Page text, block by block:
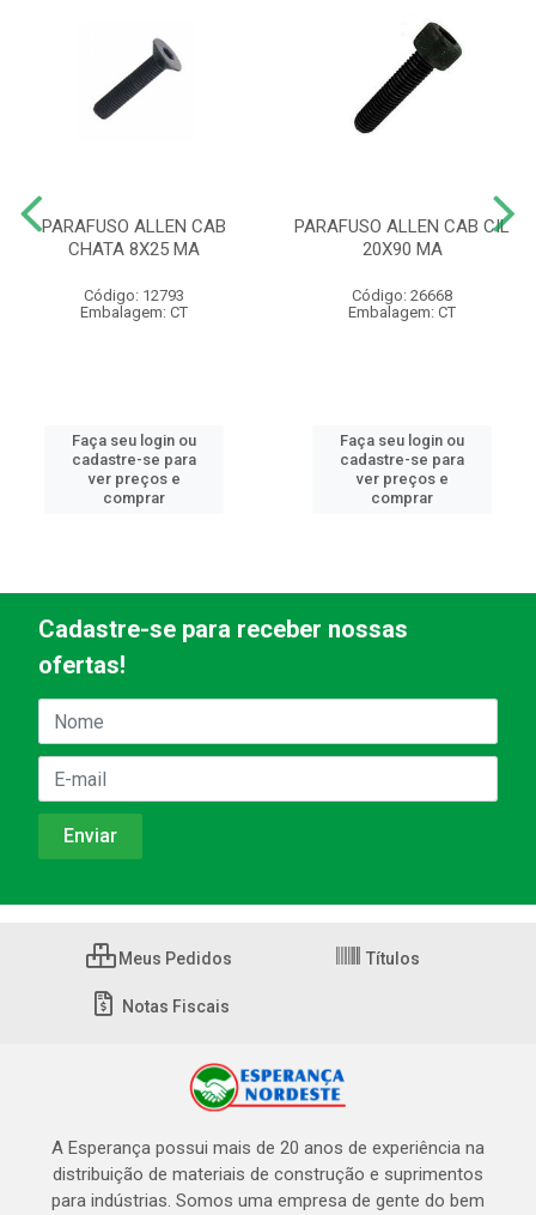
PARAFUSO ALLEN CAB
CHATA 8X25 MA
Código: 12793
Embalagem: CT
Faça seu login ou
cadastre-se para
ver preços e
comprar
PARAFUSO ALLEN CAB CIL
20X90 MA
Código: 26668
Embalagem: CT
Faça seu login ou
cadastre-se para
ver preços e
comprar
Cadastre-se para receber nossas
ofertas!
Meus Pedidos Títulos
Notas Fiscais
A Esperança possui mais de 20 anos de experiência na
distribuição de materiais de construção e suprimentos
para indústrias. Somos uma empresa de gente do bem